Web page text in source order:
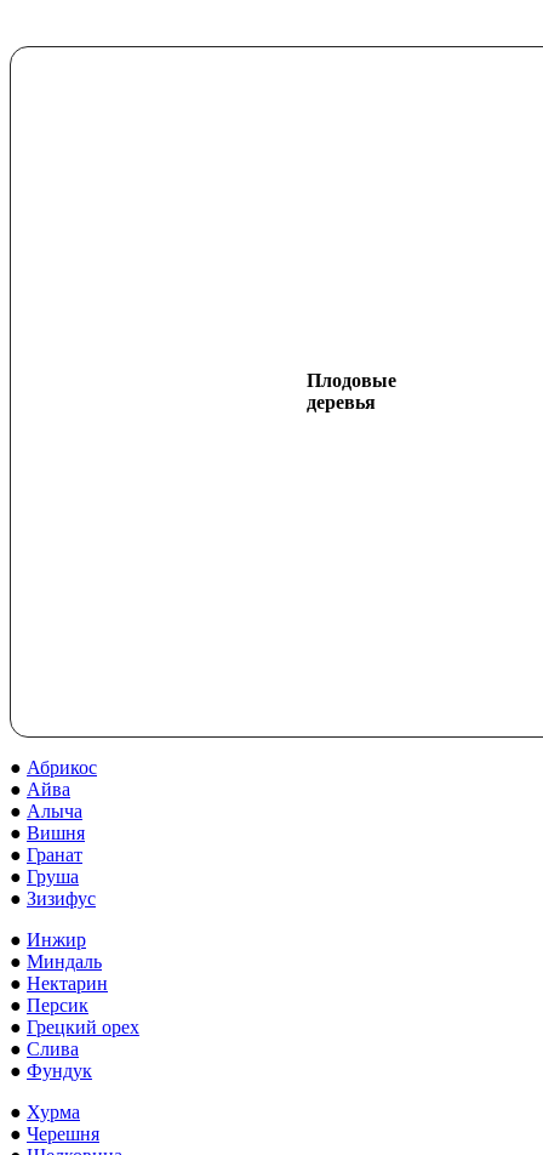
Плодовые
деревья
● Абрикос
● Айва
● Алыча
● Вишня
● Гранат
● Груша
● Зизифус
● Инжир
● Миндаль
● Нектарин
● Персик
● Грецкий орех
● Слива
● Фундук
● Хурма
● Черешня